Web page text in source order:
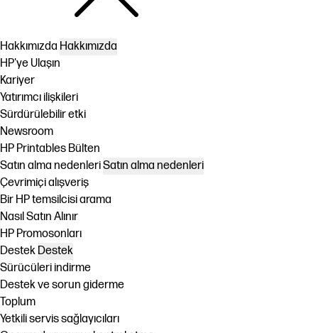
Hakkımızda Hakkımızda
HP'ye Ulaşın
Kariyer
Yatırımcı ilişkileri
Sürdürülebilir etki
Newsroom
HP Printables Bülten
Satın alma nedenleriSatın alma nedenleri
Çevrimiçi alışveriş
Bir HP temsilcisi arama
Nasıl Satın Alınır
HP Promosonları
Destek Destek
Sürücüleri indirme
Destek ve sorun giderme
Toplum
Yetkili servis sağlayıcıları